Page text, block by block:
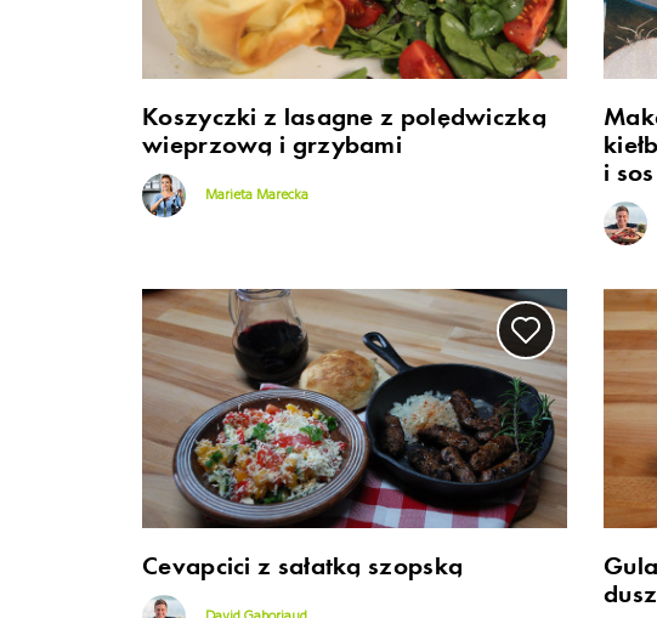
Koszyczki z lasagne z polędwiczką
wieprzową i grzybami
Marieta Marecka
i
Cevapcici z sałatką szopską